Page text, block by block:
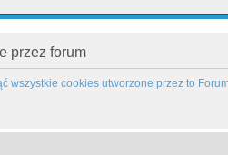
przez forum
wszystkie cookies utworzone przez to